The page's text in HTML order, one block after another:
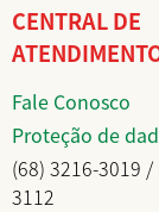
CENTRAL DE
Fale Conosco
Proteção de
(68) 3216-3019
3112